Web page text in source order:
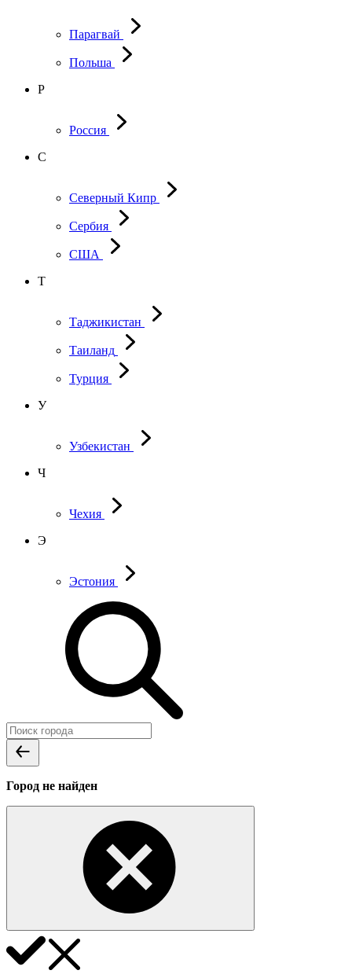
Парагвай
Польша
Р
Россия
С
Северный Кипр
Сербия
США
Т
Таджикистан
Таиланд
Турция
У
Узбекистан
Ч
Чехия
Э
Эстония
Город не найден